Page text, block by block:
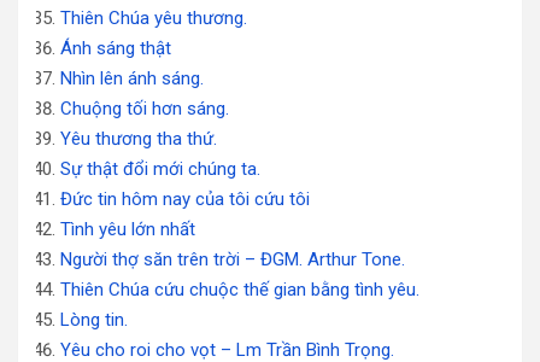
Thiên Chúa yêu thương.
Ánh sáng thật
Nhìn lên ánh sáng.
Chuộng tối hơn sáng.
Yêu thương tha thứ.
Sự thật đổi mới chúng ta.
Đức tin hôm nay của tôi cứu tôi
Tình yêu lớn nhất
Người thợ săn trên trời – ĐGM. Arthur Tone.
Thiên Chúa cứu chuộc thế gian bằng tình yêu.
Lòng tin.
Yêu cho roi cho vọt – Lm Trần Bình Trọng.